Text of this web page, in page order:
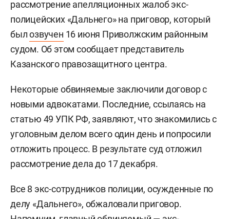
рассмотрение апелляционных жалоб экс-
полицейских «Дальнего» на приговор, который
былозвучен 16 июня Приволжским районным
судом. Об этом сообщает представитель
Казанского правозащитного центра.
Некоторые обвиняемые заключили договор с
новыми адвокатами. Последние, ссылаясь на
статью 49 УПК РФ, заявляют, что знакомились с
уголовным делом всего один день и попросили
отложить процесс. В результате суд отложил
рассмотрение дела до 17 декабря.
Все 8 экс-сотрудников полиции, осужденные по
делу «Дальнего», обжаловали приговор.